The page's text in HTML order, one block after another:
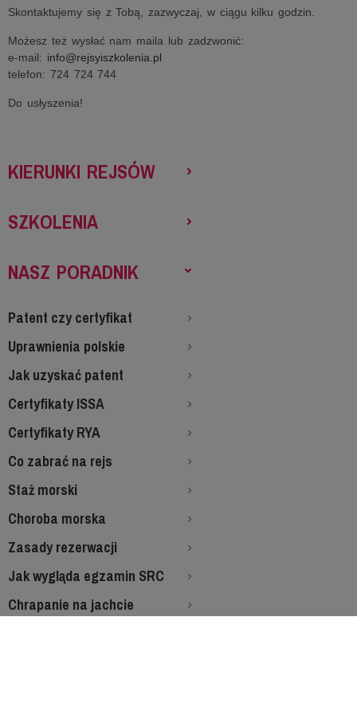
Skontaktujemy się z Tobą, zazwyczaj, w ciągu kilku godzin.
Możesz też wysłać nam maila lub zadzwonić:
e-mail: info@rejsyiszkolenia.pl
telefon: 724 724 744
Do usłyszenia!
KIERUNKI REJSÓW
SZKOLENIA
NASZ PORADNIK
Patent czy certyfikat
Uprawnienia polskie
Jak uzyskać patent
Certyfikaty ISSA
Certyfikaty RYA
Co zabrać na rejs
Staż morski
Choroba morska
Zasady rezerwacji
Jak wygląda egzamin SRC
Chrapanie na jachcie